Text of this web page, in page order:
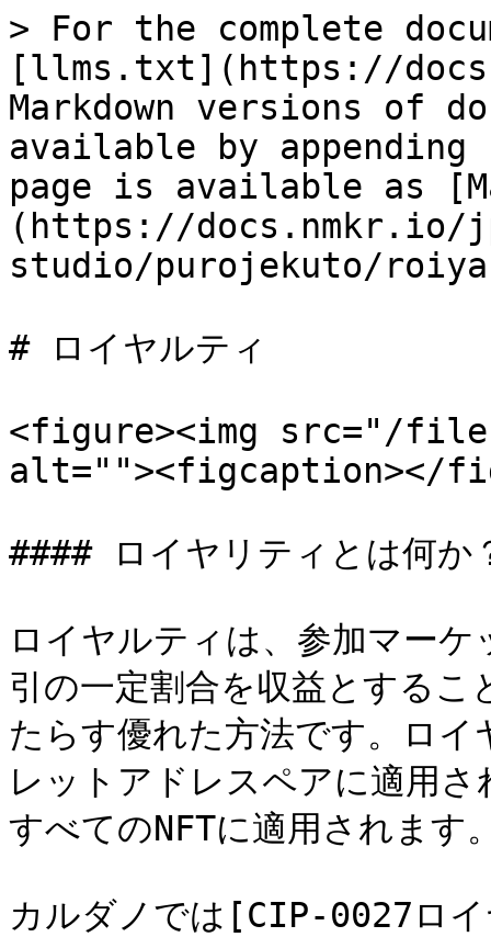
> For the complete
[llms.txt](https://
Markdown versions of
available by
page is available as
(https://docs.nmkr.io/
studio/purojekuto/
# ロイヤルティ
<figure><img src="/files/
alt=""><figcaption></
#### ロイヤリティとは何か
ロイヤルティは、参加マー
引の一定割合を収益とする
たらす優れた方法です。ロ
レットアドレスペアに適用
すべてのNFTに適用されます
カルダノでは[CIP-0027ロ